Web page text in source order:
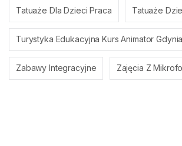
Tatuaże Dla Dzieci Praca Tatuaże
Turystyka Edukacyjna Kurs Animator Gdynia
Zabawy Integracyjne Zajęcia Z